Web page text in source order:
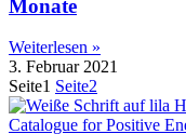
Monate
Weiterlesen »
3. Februar 2021
Seite1 Seite2